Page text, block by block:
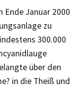
Ende Januar 2000
zu
300.000
über den
in die Theiß und